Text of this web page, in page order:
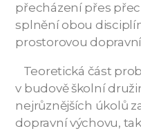
přecházení přes
splnění obou
prostorovou
Teoretická část
v budově školní
nejrůznějších úkolů
dopravní výchovu,